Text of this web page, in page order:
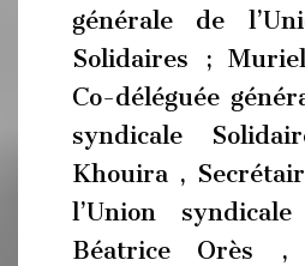
générale de
Solidaires ;
Co-déléguée
syndicale
Khouira ,
l’Union
Béatrice Orès ,